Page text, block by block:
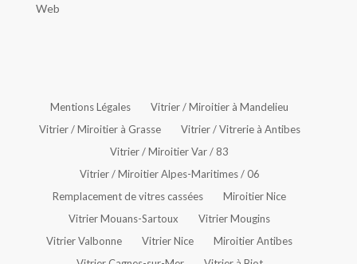
Web
Mentions Légales
Vitrier / Miroitier à Mandelieu
Vitrier / Miroitier à Grasse
Vitrier / Vitrerie à Antibes
Vitrier / Miroitier Var / 83
Vitrier / Miroitier Alpes-Maritimes / 06
Remplacement de vitres cassées
Miroitier Nice
Vitrier Mouans-Sartoux
Vitrier Mougins
Vitrier Valbonne
Vitrier Nice
Miroitier Antibes